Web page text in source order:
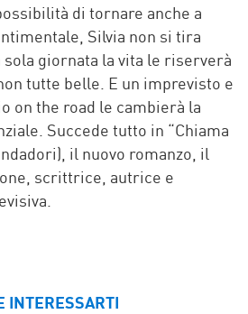
di tornare anche a
Silvia non si tira
giornata la vita le riserverà
tutte belle. E un imprevisto e
on the road le cambierà la
Succede tutto in “Chiama
il nuovo romanzo, il
scrittrice, autrice e
INTERESSARTI